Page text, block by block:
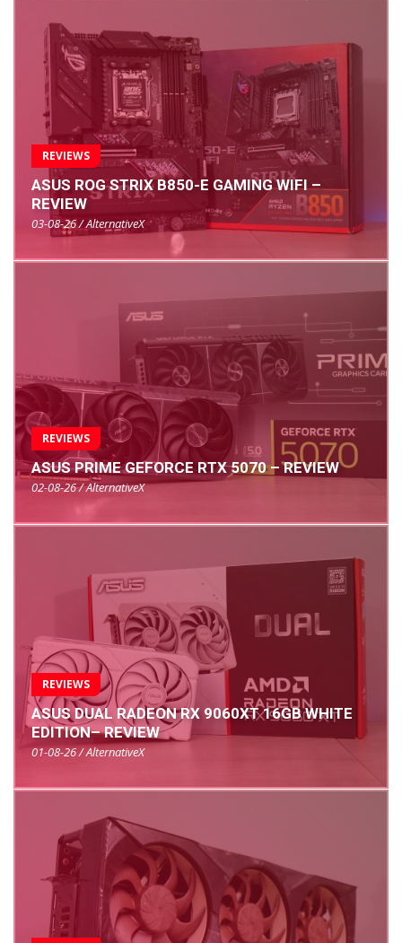
REVIEWS
ASUS ROG STRIX B850-E GAMING WIFI –
REVIEW
03-08-26 / AlternativeX
REVIEWS
ASUS PRIME GEFORCE RTX 5070 – REVIEW
02-08-26 / AlternativeX
REVIEWS
ASUS DUAL RADEON RX 9060XT 16GB WHITE
EDITION– REVIEW
01-08-26 / AlternativeX